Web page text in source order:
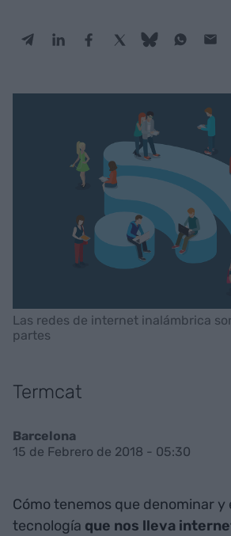
Las redes de internet inalámbrica
partes
Termcat
Barcelona
15 de Febrero de 2018 - 05:30
Cómo tenemos que denominar y
tecnología que nos lleva